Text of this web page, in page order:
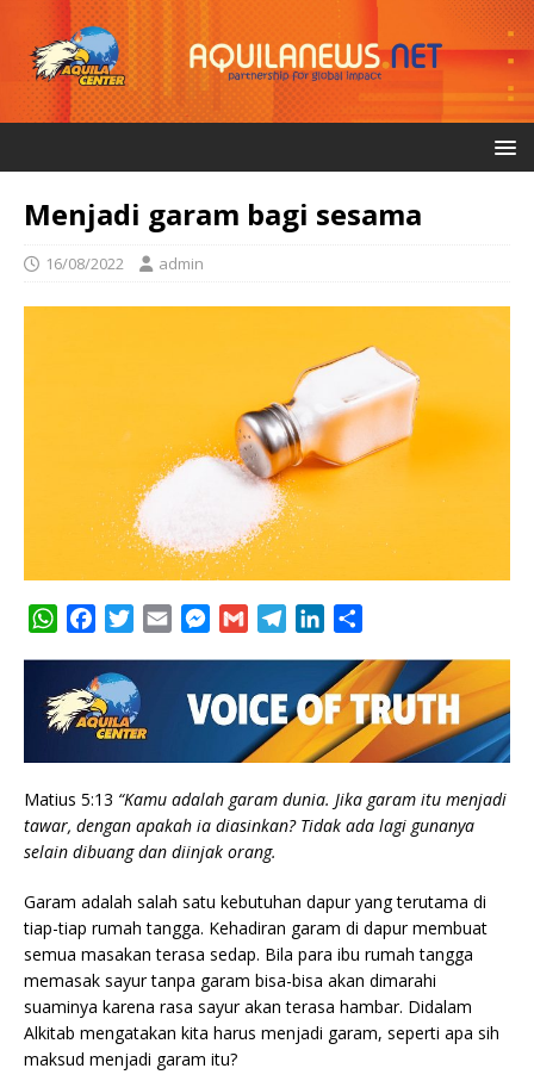
Menjadi garam bagi sesama
16/08/2022 admin
W
t
s
A
p
p
c
e
b
o
o
k
t
t
e
r
M
s
e
n
g
e
r
G
i
e
g
r
a
m
n
k
e
d
I
n
a
r
e
Matius 5:13 “Kamu adalah garam dunia. Jika garam itu menjadi
tawar, dengan apakah ia diasinkan? Tidak ada lagi gunanya
selain dibuang dan diinjak orang.
Garam adalah salah satu kebutuhan dapur yang terutama di
tiap-tiap rumah tangga. Kehadiran garam di dapur membuat
semua masakan terasa sedap. Bila para ibu rumah tangga
memasak sayur tanpa garam bisa-bisa akan dimarahi
suaminya karena rasa sayur akan terasa hambar. Didalam
Alkitab mengatakan kita harus menjadi garam, seperti apa sih
maksud menjadi garam itu?